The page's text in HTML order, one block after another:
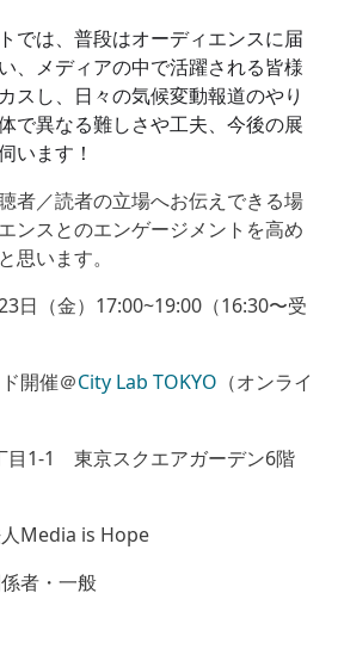
では、普段はオーディエンスに届
、メディアの中で活躍される皆様
スし、日々の気候変動報道のやり
で異なる難しさや工夫、今後の展
います！
者／読者の立場へお伝え できる場
ンスとのエンゲージメントを高め
思います。
日（金）17:00~19:00（16:30〜受
開催＠City Lab TOKYO （オンライ
目1-1 東京スクエアガーデン6階
Media is Hope
者・一般